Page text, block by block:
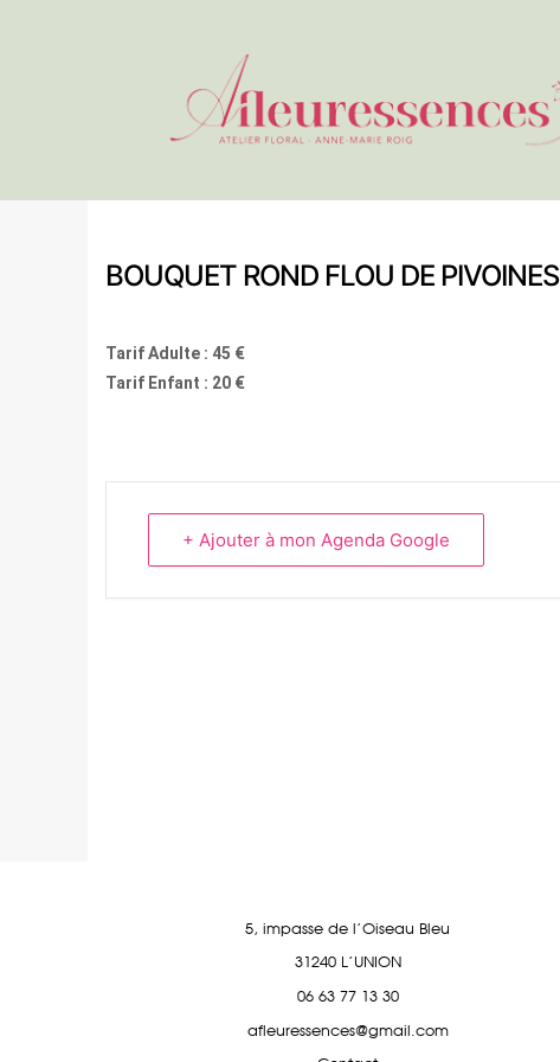
BOUQUET ROND FLOU DE PIVOINES
Tarif Adulte : 45 €
Tarif Enfant : 20 €
+ Ajouter à mon Agenda Google
5, impasse de l'Oiseau Bleu
31240 L'UNION
06 63 77 13 30
afleuressences@gmail.com